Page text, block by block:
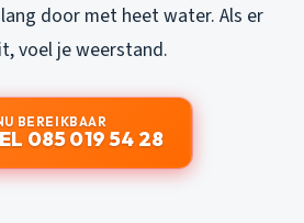
door met heet water. Als er
voel je weerstand.
BEREIKBAAR
085 019 54 28